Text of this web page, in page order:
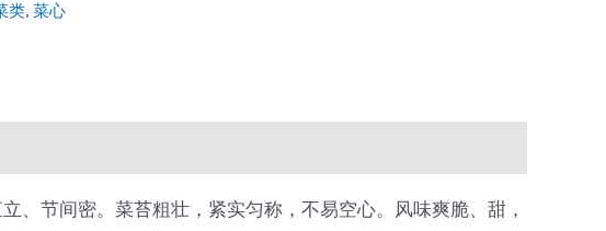
类, 菜心
、节间密。菜苔粗壮，紧实匀称，不易空心。风味爽脆、甜，